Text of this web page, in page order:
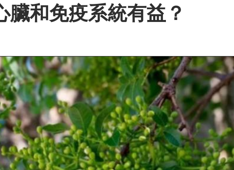
臟和免疫系統有益？